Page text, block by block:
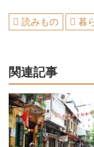
読みもの 暮
関連記事